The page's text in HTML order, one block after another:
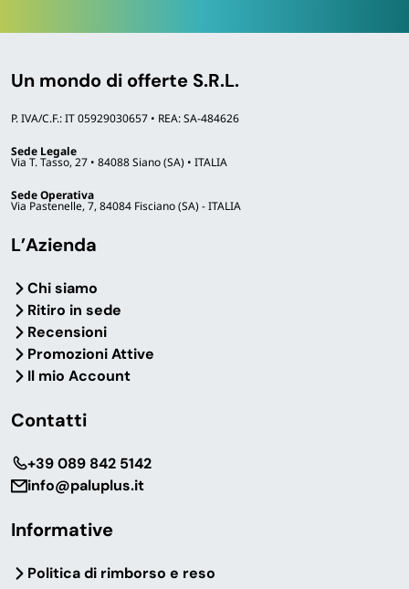
Un mondo di offerte S.R.L.
P. IVA/C.F.: IT 05929030657 • REA: SA-484626
Sede Legale
Via T. Tasso, 27 • 84088 Siano (SA) • ITALIA
Sede Operativa
Via Pastenelle, 7, 84084 Fisciano (SA) - ITALIA
L’Azienda
Chi siamo
Ritiro in sede
Recensioni
Promozioni Attive
Il mio Account
Contatti
‎+39 089 842 5142
info@paluplus.it
Informative
Politica di rimborso e reso